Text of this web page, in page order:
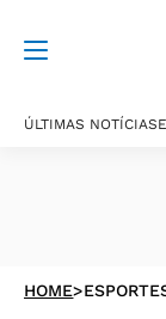
ÚLTIMAS NOTÍCIAS
HOME>